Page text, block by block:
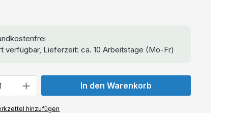
verfügbar, Lieferzeit: ca. 10 Arbeitstage (Mo-Fr)
In den Warenkorb
hinzufügen